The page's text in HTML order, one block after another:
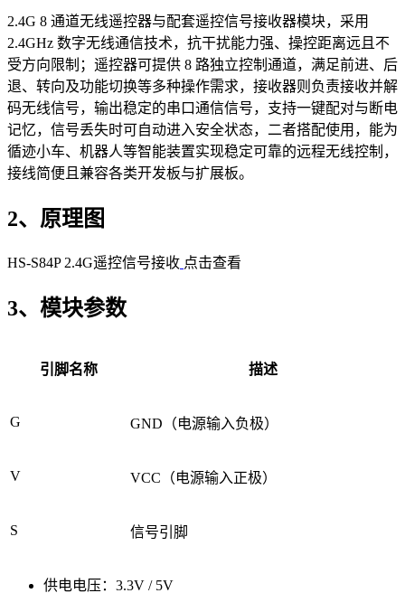
2.4G 8 通道无线遥控器与配套遥控信号接收器模块，采用
2.4GHz 数字无线通信技术，抗干扰能力强、操控距离远且不
受方向限制；遥控器可提供 8 路独立控制通道，满足前进、后
退、转向及功能切换等多种操作需求，接收器则负责接收并解
码无线信号，输出稳定的串口通信信号，支持一键配对与断电
记忆，信号丢失时可自动进入安全状态，二者搭配使用，能为
循迹小车、机器人等智能装置实现稳定可靠的远程无线控制，
接线简便且兼容各类开发板与扩展板。
2、原理图
HS-S84P 2.4G遥控信号接收 点击查看
3、模块参数
引脚名称 描述
G GND（电源输入负极）
V VCC（电源输入正极）
S 信号引脚
供电电压：3.3V / 5V